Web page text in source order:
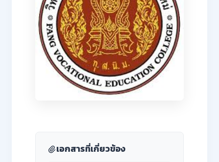
เอกสารที่เกี่ยวข้อง